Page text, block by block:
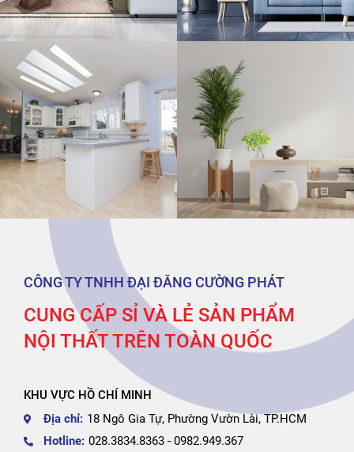
CÔNG TY TNHH ĐẠI ĐĂNG CƯỜNG PHÁT
CUNG CẤP SỈ VÀ LẺ SẢN PHẨM
NỘI THẤT TRÊN TOÀN QUỐC
KHU VỰC HỒ CHÍ MINH
Địa chỉ: 18 Ngô Gia Tự, Phường Vườn Lài, TP.HCM
Hotline: 028.3834.8363 - 0982.949.367